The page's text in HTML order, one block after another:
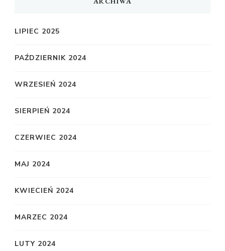
LIPIEC 2025
PAŹDZIERNIK 2024
WRZESIEŃ 2024
SIERPIEŃ 2024
CZERWIEC 2024
MAJ 2024
KWIECIEŃ 2024
MARZEC 2024
LUTY 2024